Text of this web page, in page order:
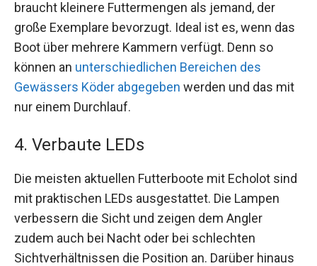
braucht kleinere Futtermengen als jemand, der
große Exemplare bevorzugt. Ideal ist es, wenn das
Boot über mehrere Kammern verfügt. Denn so
können an unterschiedlichen Bereichen des
Gewässers Köder abgegeben werden und das mit
nur einem Durchlauf.
4. Verbaute LEDs
Die meisten aktuellen Futterboote mit Echolot sind
mit praktischen LEDs ausgestattet. Die Lampen
verbessern die Sicht und zeigen dem Angler
zudem auch bei Nacht oder bei schlechten
Sichtverhältnissen die Position an. Darüber hinaus